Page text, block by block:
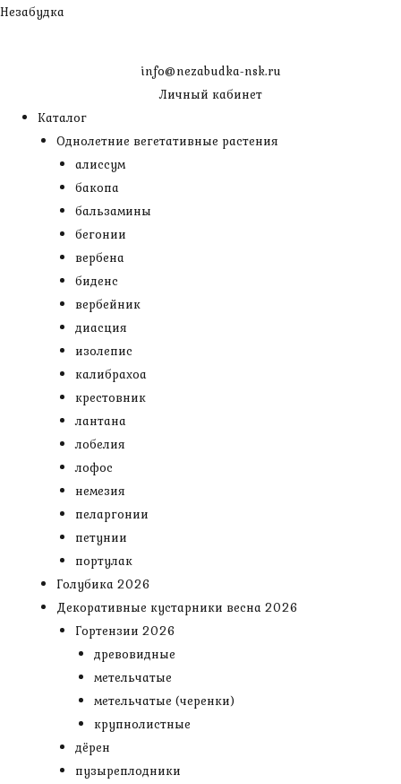
Перейти
Незабудка
info@nezabudka-nsk.ru
Личный кабинет
Каталог
Однолетние вегетативные растения
алиссум
бакопа
бальзамины
бегонии
вербена
биденс
вербейник
диасция
изолепис
калибрахоа
крестовник
лантана
лобелия
лофос
немезия
пеларгонии
петунии
портулак
Голубика 2026
Декоративные кустарники весна 2026
Гортензии 2026
древовидные
метельчатые
метельчатые (черенки)
крупнолистные
дёрен
пузыреплодники